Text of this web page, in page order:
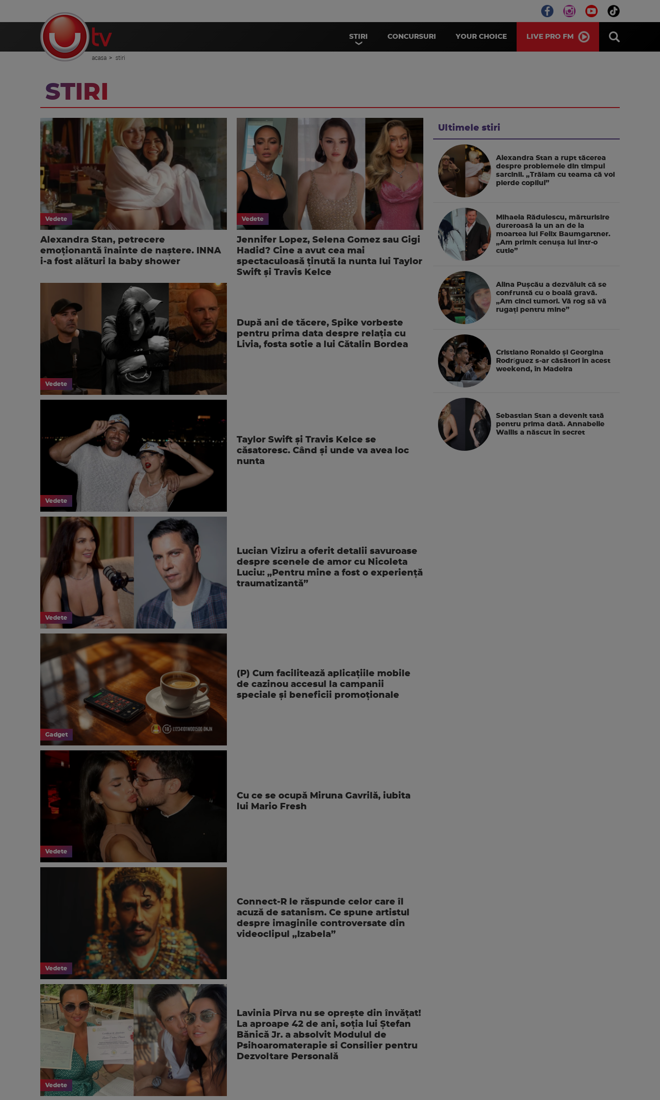
STIRI CONCURSURI YOUR CHOICE LIVE PRO FM
acasa stiri
STIRI
Vedete
Alexandra Stan, petrecere
emoționantă înainte de naștere. INNA
i-a fost alături la baby shower
Vedete
Jennifer Lopez, Selena Gomez sau Gigi
Hadid? Cine a avut cea mai
spectaculoasă ținută la nunta lui Taylor
Swift și Travis Kelce
Vedete
După ani de tăcere, Spike vorbeste
pentru prima data despre relația cu
Livia, fosta sotie a lui Cătalin Bordea
Vedete
Taylor Swift și Travis Kelce se
căsatoresc. Când și unde va avea loc
nunta
Vedete
Lucian Viziru a oferit detalii savuroase
despre scenele de amor cu Nicoleta
Luciu: „Pentru mine a fost o experiență
traumatizantă”
Gadget
(P) Cum facilitează aplicațiile mobile
de cazinou accesul la campanii
speciale și beneficii promoționale
Vedete
Cu ce se ocupă Miruna Gavrilă, iubita
lui Mario Fresh
Vedete
Connect-R le răspunde celor care îl
acuză de satanism. Ce spune artistul
despre imaginile controversate din
videoclipul „Izabela”
Vedete
Lavinia Pîrva nu se oprește din învățat!
La aproape 42 de ani, soția lui Ștefan
Bănică Jr. a absolvit Modulul de
Psihoaromaterapie si Consilier pentru
Dezvoltare Personală
Ultimele stiri
Alexandra Stan a rupt tăcerea
despre problemele din timpul
sarcinii. „Trăiam cu teama că voi
pierde copilul”
Mihaela Rădulescu, mărturisire
dureroasă la un an de la
moartea lui Felix Baumgartner.
„Am primit cenușa lui într-o
cutie”
Alina Pușcău a dezvăluit că se
confruntă cu o boală gravă.
„Am cinci tumori. Vă rog să vă
rugați pentru mine”
Cristiano Ronaldo și Georgina
Rodríguez s-ar căsători în acest
weekend, în Madeira
Sebastian Stan a devenit tată
pentru prima dată. Annabelle
Wallis a născut în secret